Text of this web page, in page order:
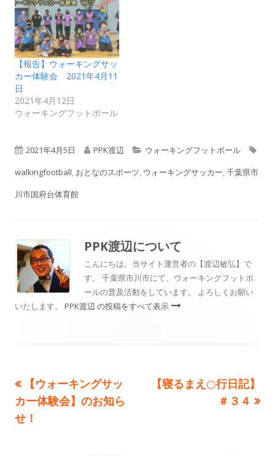
【報告】ウォーキングサッ
カー体験会 2021年4月11
日
2021年4月12日
ウォーキングフットボール
公
開
日
2021年4月5日
作
成
PPK渡辺
カ
テ
ウォーキングフットボール
walkingfootball, おとなのスポーツ, ウォーキングサッカー,千葉県市
川市国府台体育館
PPK渡辺について
こんにちは。当サイト運営者の【渡辺敏弘】で
す。 千葉県市川市にて、ウォーキングフットボ
ールの普及活動をしています。 よろしくお願い
いたします。 PPK渡辺 の投稿をすべて表示
投
稿
前
の
記
【ウォーキングサッ
カー体験会】のお知ら
せ！
次
【寝るまえ○行日記】
＃３４